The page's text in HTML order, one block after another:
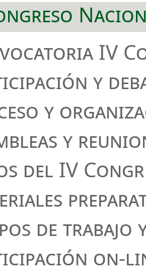
IV
y
y
y
del IV
de trabajo
on-